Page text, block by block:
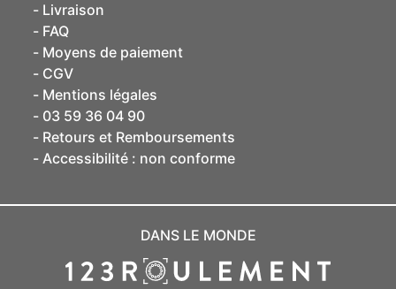
Livraison
FAQ
Moyens de paiement
CGV
Mentions légales
03 59 36 04 90
Retours et Remboursements
Accessibilité : non conforme
DANS LE MONDE